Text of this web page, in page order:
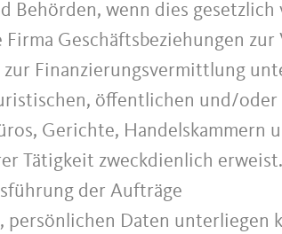
Behörden, wenn dies gesetzlich
Geschäftsbeziehungen zur
Finanzierungsvermittlung
öffentlichen und/oder
Gerichte, Handelskammern
Tätigkeit zweckdienlich erweist.
der Aufträge
persönlichen Daten unterliegen